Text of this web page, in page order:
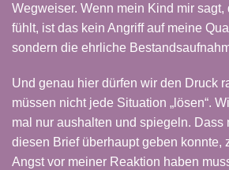
Wegweiser. Wenn mein Kind mir
fühlt, ist das kein Angriff auf meine
sondern die ehrliche
Und genau hier dürfen wir den Druck
müssen nicht jede Situation „lösen“.
mal nur aushalten und spiegeln. Dass
diesen Brief überhaupt geben konnte,
Angst vor meiner Reaktion haben